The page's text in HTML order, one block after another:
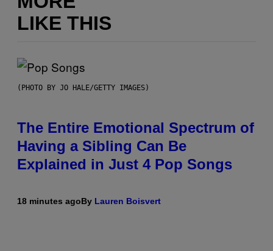
LIKE THIS
(PHOTO BY JO HALE/GETTY IMAGES)
The Entire Emotional Spectrum of
Having a Sibling Can Be
Explained in Just 4 Pop Songs
18 minutes agoBy Lauren Boisvert